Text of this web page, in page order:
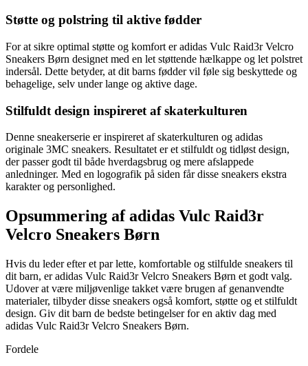
Støtte og polstring til aktive fødder
For at sikre optimal støtte og komfort er adidas Vulc Raid3r Velcro
Sneakers Børn designet med en let støttende hælkappe og let polstret
indersål. Dette betyder, at dit barns fødder vil føle sig beskyttede og
behagelige, selv under lange og aktive dage.
Stilfuldt design inspireret af skaterkulturen
Denne sneakerserie er inspireret af skaterkulturen og adidas
originale 3MC sneakers. Resultatet er et stilfuldt og tidløst design,
der passer godt til både hverdagsbrug og mere afslappede
anledninger. Med en logografik på siden får disse sneakers ekstra
karakter og personlighed.
Opsummering af adidas Vulc Raid3r
Velcro Sneakers Børn
Hvis du leder efter et par lette, komfortable og stilfulde sneakers til
dit barn, er adidas Vulc Raid3r Velcro Sneakers Børn et godt valg.
Udover at være miljøvenlige takket være brugen af ​​genanvendte
materialer, tilbyder disse sneakers også komfort, støtte og et stilfuldt
design. Giv dit barn de bedste betingelser for en aktiv dag med
adidas Vulc Raid3r Velcro Sneakers Børn.
Fordele